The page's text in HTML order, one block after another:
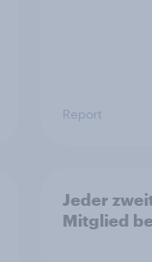
Report
Jeder
Mitglied